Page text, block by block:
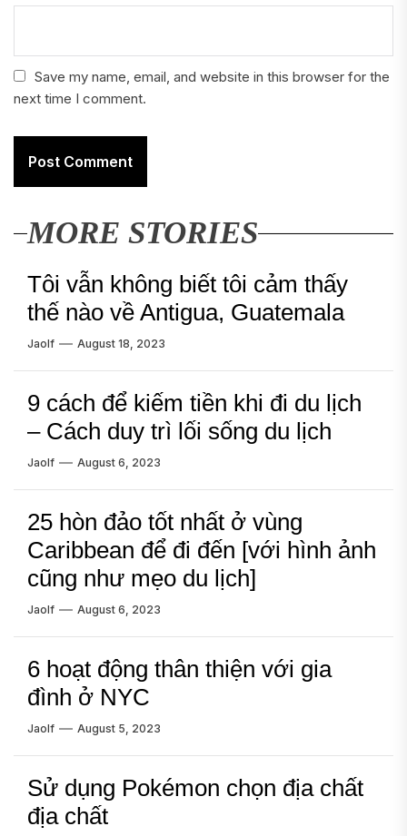
Save my name, email, and website in this browser for the
next time I comment.
MORE STORIES
Tôi vẫn không biết tôi cảm thấy
thế nào về Antigua, Guatemala
Jaolf August 18, 2023
9 cách để kiếm tiền khi đi du lịch
– Cách duy trì lối sống du lịch
Jaolf August 6, 2023
25 hòn đảo tốt nhất ở vùng
Caribbean để đi đến [với hình ảnh
cũng như mẹo du lịch]
Jaolf August 6, 2023
6 hoạt động thân thiện với gia
đình ở NYC
Jaolf August 5, 2023
Sử dụng Pokémon chọn địa chất
địa chất